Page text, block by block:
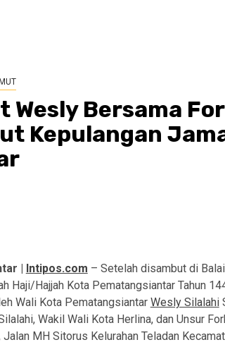
Wesly Bersama
Kepulangan
| Intipos.com – Setelah disambut di
Haji/Hajjah Kota Pematangsiantar Tahun
Wali Kota Pematangsiantar Wesly Silalahi
Wakil Wali Kota Herlina, dan Unsur
MH Sitorus Kelurahan Teladan